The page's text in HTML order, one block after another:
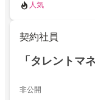
人気
契約社員
「タレントマ
非公開